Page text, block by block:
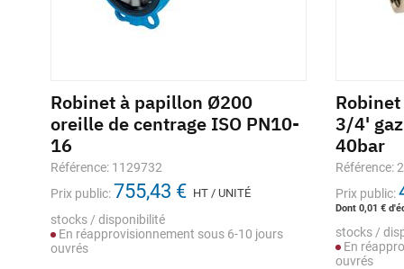
Robinet à papillon Ø200
oreille de centrage ISO PN10-
16
Référence: 1129732
Prix public:755,43 € HT / UNITÉ
stocks / disponibilité
En réapprovisionnement sous 6-10 jours
ouvrés
3/4'
40bar
Référence:
Prix public:
Dont 0,01 €
stocks /
En
ouvrés